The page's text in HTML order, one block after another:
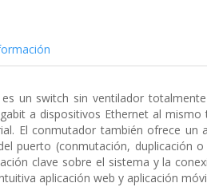
un switch sin ventilador
a dispositivos Ethernet al
El conmutador también ofrece
puerto (conmutación, duplicación
clave sobre el sistema y la
aplicación web y aplicación